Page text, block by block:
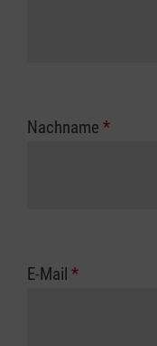
Nachname *
E-Mail *